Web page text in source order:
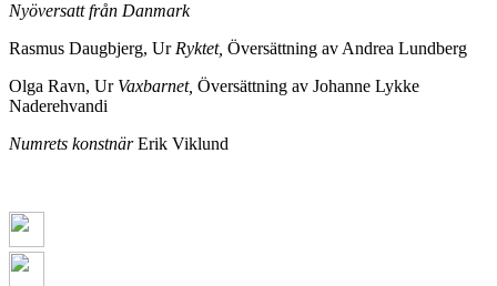
Nyöversatt från Danmark
Rasmus Daugbjerg, Ur Ryktet, Översättning av Andrea Lundberg
Olga Ravn, Ur Vaxbarnet, Översättning av Johanne Lykke
Naderehvandi
Numrets konstnärErik Viklund